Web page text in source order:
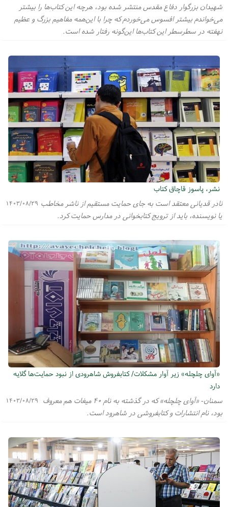
شهیدان بزرگوار دفاع مقدس منتشر شده بود، هرچه این کتاب‌ها را بیشتر
می‌خواندم بیشتر افسوس می‌خوردم که چرا با این‌همه مفاهیم بزرگ و عظیم
نهفته در سطرسطر این کتاب‌ها این‌گونه رفتار شده است.
نشر، پاسوز قاچاق کتاب
۱۴۰۳/۰۸/۲۹ نادر قدیانی معتقد است به جای حمایت مستقیم از ناشر مخاطب
یا نویسنده، باید از ترویج کتابخوانی در مدارس حمایت کرد.
«آوای چلچله» زیر آوار مشکلات/ کتابفروش شاهرودی از نبود حمایت‌ها گلایه
دارد
۱۴۰۳/۰۸/۲۹
سمنان- «آوای چلچله» که در گذشته به نام ۴۰ میغات هم معروف
بود، نام انتشارات و کتابفروشی در شاهرود است.